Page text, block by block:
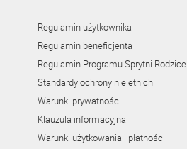
Regulamin użytkownika
Regulamin beneficjenta
Regulamin Programu Sprytni Rodzice
Standardy ochrony nieletnich
Warunki prywatności
Klauzula informacyjna
Warunki użytkowania i płatności